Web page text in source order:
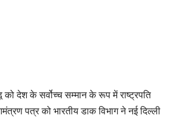
को देश के सर्वोच्च सम्मान के रूप में राष्ट्रपति
पत्र को भारतीय डाक विभाग ने नई दिल्ली